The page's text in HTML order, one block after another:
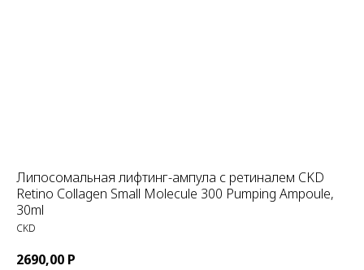
Липосомальная лифтинг-ампула с ретиналем CKD
Retino Collagen Small Molecule 300 Pumping Ampoule,
30ml
CKD
2690,00 Р